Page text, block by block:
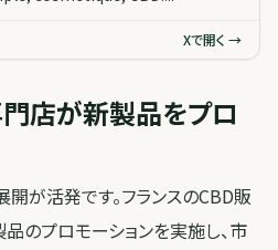
Xで開く →
店が新製品をプロ
が活発です。フランスのCBD販
のプロモーションを実施し、市